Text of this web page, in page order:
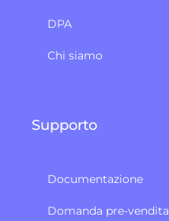
DPA
Chi siamo
Supporto
Documentazione
Domanda pre-vendita